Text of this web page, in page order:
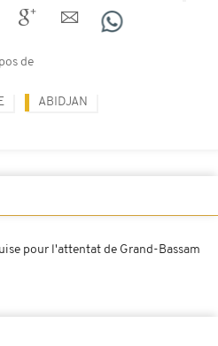
de
ABIDJAN
pour l'attentat de Grand-Bassam